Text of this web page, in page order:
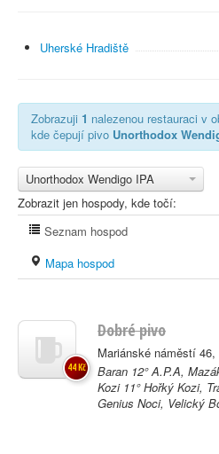
Uherské Hradiště
Zobrazuji 1 nalezenou restauraci v
kde čepují pivo Unorthodox
Unorthodox Wendigo IPA
Zobrazit jen hospody, kde točí:
Seznam hospod
Mapa hospod
Dobré pivo
Mariánské náměstí
Baran 12° A.P.A,
Kozi 11° Hořký Kozi,
Genius Noci, Velický
44 Kč